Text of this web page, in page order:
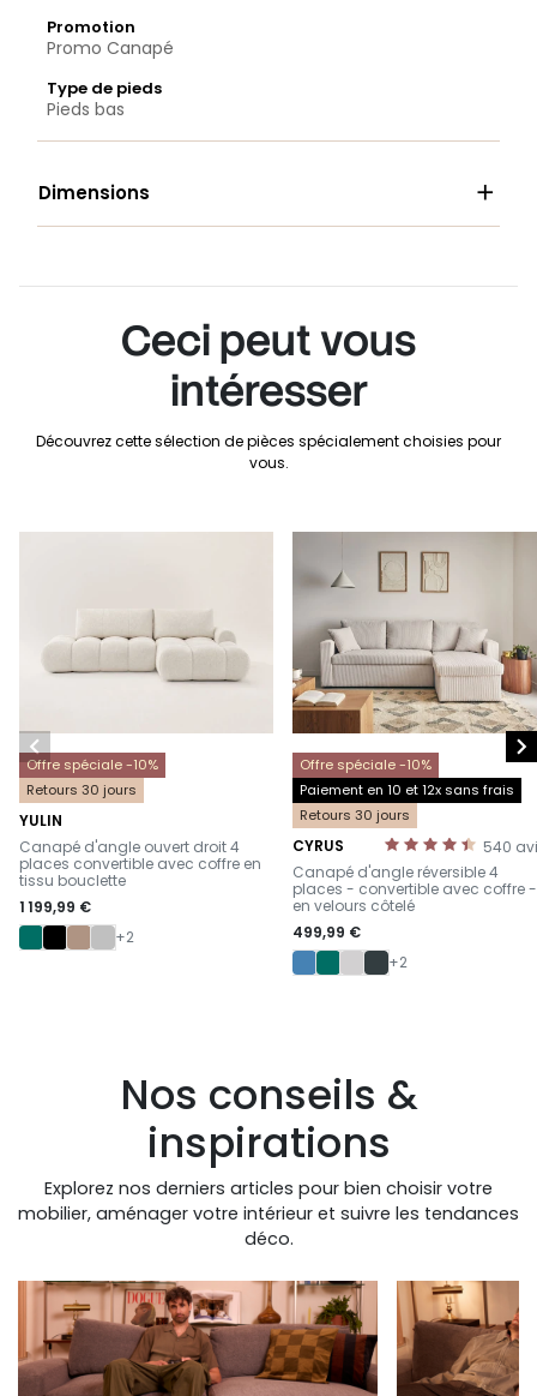
Promotion
Promo Canapé
Type de pieds
Pieds bas
Dimensions 
Ceci peut vous
intéresser
Découvrez cette sélection de pièces spécialement choisies pour
vous.
Offre spéciale -10%
Retours 30 jours
YULIN
-
Canapé d'angle ouvert droit 4
places convertible avec coffre en
tissu bouclette
1 199,99 €
+2
Offre spéciale -10%
Paiement en 10 et 12x sans frais
Retours 30 jours
540
CYRUS
-
Canapé d'angle réversible 4
places - convertible avec coffre -
en velours côtelé
499,99 €
+2
 
Nos conseils &
inspirations
Explorez nos derniers articles pour bien choisir votre
mobilier, aménager votre intérieur et suivre les tendances
déco.